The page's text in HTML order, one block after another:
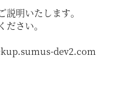
予約
明いたします。
さい。
dev2.com